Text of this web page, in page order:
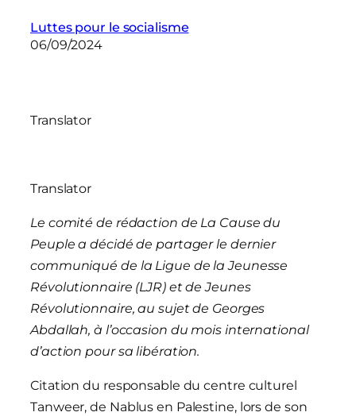
Luttes pour le socialisme
06/09/2024
Translator
Translator
Le comité de rédaction de La Cause du
Peuple a décidé de partager le dernier
communiqué de la Ligue de la Jeunesse
Révolutionnaire (LJR) et de Jeunes
Révolutionnaire, au sujet de Georges
Abdallah, à l’occasion du mois international
d’action pour sa libération.
Citation du responsable du centre culturel
Tanweer, de Nablus en Palestine, lors de son